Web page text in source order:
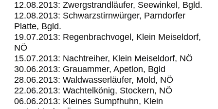
12.08.2013: Zwergstrandläufer, Seewinkel, Bgld.
12.08.2013: Schwarzstirnwürger, Parndorfer
Platte, Bgld.
19.07.2013: Regenbrachvogel, Klein Meiseldorf,
NÖ
15.07.2013: Nachtreiher, Klein Meiseldorf, NÖ
30.06.2013: Grauammer, Apetlon, Bgld
28.06.2013: Waldwasserläufer, Mold, NÖ
22.06.2013: Wachtelkönig, Stockern, NÖ
06.06.2013: Kleines Sumpfhuhn, Klein